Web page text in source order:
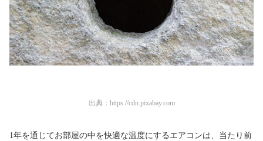
出典： https://cdn.pixabay.com
1年を通じてお部屋の中を快適な温度にするエアコンは、当たり前